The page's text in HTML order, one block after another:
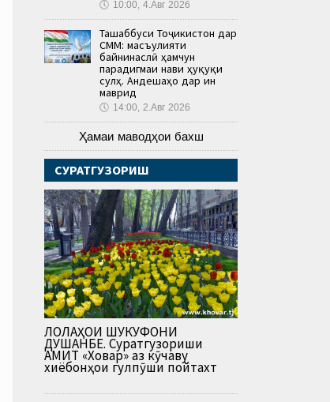
🕔 10:00, 4.Авг 2026
Ташаббуси Тоҷикистон дар
СММ: масъулияти
байнинаслӣ ҳамчун
парадигмаи нави ҳуқуқи
сулҳ. Андешаҳо дар ин
маврид
🕔 14:00, 2.Авг 2026
Ҳамаи маводҳои бахш
СУРАТГУЗОРИШ
ЛОЛАҲОИ ШУКУФОНИ
ДУШАНБЕ. Суратгузориши
АМИТ «Ховар» аз кӯчаву
хиёбонҳои гулпӯши пойтахт